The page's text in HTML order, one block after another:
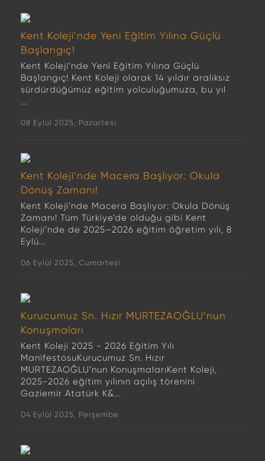
Kent Koleji’nde Yeni Eğitim Yılına Güçlü
Başlangıç!
Kent Koleji’nde Yeni Eğitim Yılına Güçlü
Başlangıç! Kent Koleji olarak 14 yıldır aralıksız
sürdürdüğümüz eğitim yolculuğumuza, bu yıl
...
08 Eylül 2025, Pazartesi
Kent Koleji’nde Macera Başlıyor: Okula
Dönüş Zamanı!
Kent Koleji’nde Macera Başlıyor: Okula Dönüş
Zamanı! Tüm Türkiye’de olduğu gibi Kent
Koleji’nde de 2025–2026 eğitim öğretim yılı, 8
Eylü...
06 Eylül 2025, Cumartesi
Kurucumuz Sn. Hızır MURTEZAOĞLU’nun
Konuşmaları
Kent Koleji 2025 - 2026 Eğitim Yılı
ManifestosuKurucumuz Sn. Hızır
MURTEZAOĞLU’nun KonuşmalarıKent Koleji,
2025-2026 eğitim yılının açılış törenini
Gaziemir Atatürk K&...
04 Eylül 2025, Perşembe